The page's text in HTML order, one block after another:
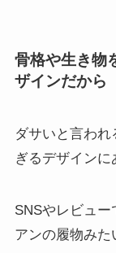
骨格や生き物
ザインだから
ダサいと言わ
ぎるデザインに
SNSやレビュー
アンの履物み